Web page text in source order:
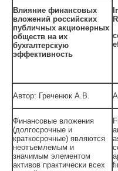
Влияние финансовых
вложений российских
публичных акционерных
обществ на их
бухгалтерскую
эффективность
Автор: Греченюк А.В.
Финансовые вложения
(долгосрочные и
краткосрочные) являются
неотъемлемым и
значимым элементом
активов практически всех